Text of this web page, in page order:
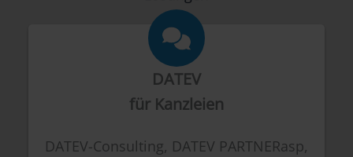
DATEV
für Kanzleien
DATEV-Consulting, DATEV PARTNERasp,